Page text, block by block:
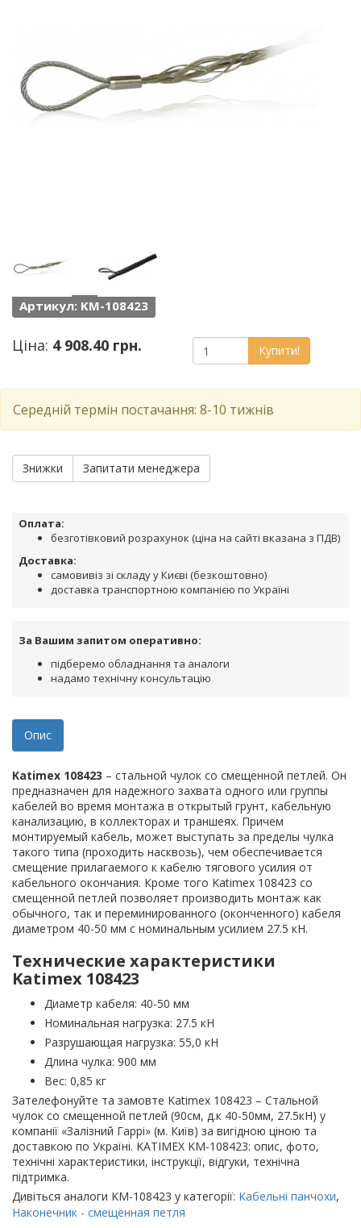
Артикул: KM-108423
Ціна: 4 908.40 грн. Купити!
Середній термін постачання: 8-10 тижнів
Знижки Запитати менеджера
Оплата:
безготівковий розрахунок (ціна на сайті вказана з ПДВ)
Доставка:
самовивіз зі складу у Києві (безкоштовно)
доставка транспортною компанією по Україні
За Вашим запитом оперативно:
підберемо обладнання та аналоги
надамо технічну консультацію
Опис
Katimex 108423 – стальной чулок со смещенной петлей. Он
предназначен для надежного захвата одного или группы
кабелей во время монтажа в открытый грунт, кабельную
канализацию, в коллекторах и траншеях. Причем
монтируемый кабель, может выступать за пределы чулка
такого типа (проходить насквозь), чем обеспечивается
смещение прилагаемого к кабелю тягового усилия от
кабельного окончания. Кроме того Katimex 108423 со
смещенной петлей позволяет производить монтаж как
обычного, так и переминированного (оконченного) кабеля
диаметром 40-50 мм с номинальным усилием 27.5 кН.
Технические характеристики
Katimex 108423
Диаметр кабеля: 40-50 мм
Номинальная нагрузка: 27.5 кН
Разрушающая нагрузка: 55,0 кН
Длина чулка: 900 мм
Вес: 0,85 кг
Зателефонуйте та замовте Katimex 108423 – Стальной
чулок со смещенной петлей (90см, д.к 40-50мм, 27.5кН) у
компанії «Залізний Гаррі» (м. Київ) за вигідною ціною та
доставкою по Україні. KATIMEX KM-108423: опис, фото,
технічні характеристики, інструкції, відгуки, технічна
підтримка.
Дивіться аналоги KM-108423 у категорії: Кабельні панчохи,
Наконечник - смещённая петля